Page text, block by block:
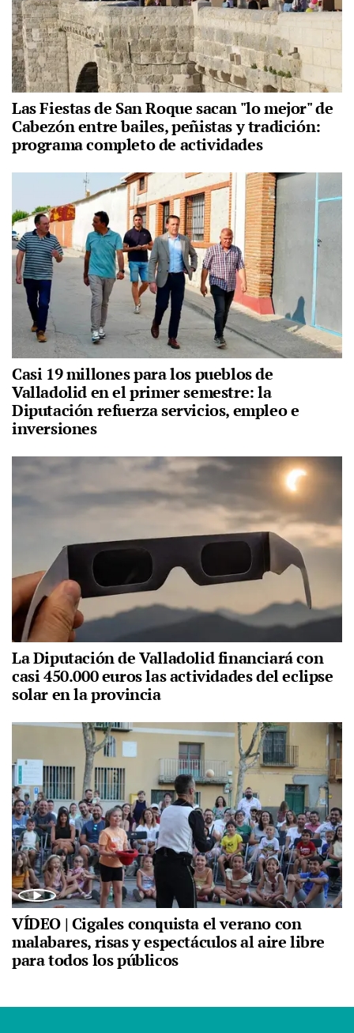
Las Fiestas de San Roque sacan "lo mejor" de
Cabezón entre bailes, peñistas y tradición:
programa completo de actividades
Casi 19 millones para los pueblos de
Valladolid en el primer semestre: la
Diputación refuerza servicios, empleo e
inversiones
La Diputación de Valladolid financiará con
casi 450.000 euros las actividades del eclipse
solar en la provincia
VÍDEO | Cigales conquista el verano con
malabares, risas y espectáculos al aire libre
para todos los públicos